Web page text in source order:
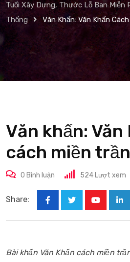
Tuổi Xây Dựng, Thước Lỗ Ban Miễn
Thống
Văn Khấn: Văn Khấn
Văn khấn: Văn
cách miền
0 Bình luận 524 Lượt xem
Share:
Bài khấn Văn Khấn cách miền